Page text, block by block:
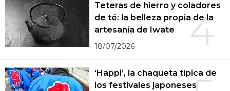
4
Teteras de hierro y coladores
de té: la belleza propia de la
artesanía de Iwate
18/07/2026
‘Happi’, la chaqueta típica de
los festivales japoneses